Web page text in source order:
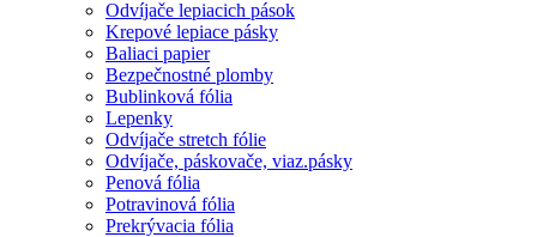
Odvíjače lepiacich pások
Krepové lepiace pásky
Baliaci papier
Bezpečnostné plomby
Bublinková fólia
Lepenky
Odvíjače stretch fólie
Odvíjače, páskovače, viaz.pásky
Penová fólia
Potravinová fólia
Prekrývacia fólia